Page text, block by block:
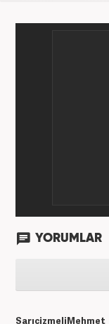
YORUMLAR
SarıçizmeliMehmet